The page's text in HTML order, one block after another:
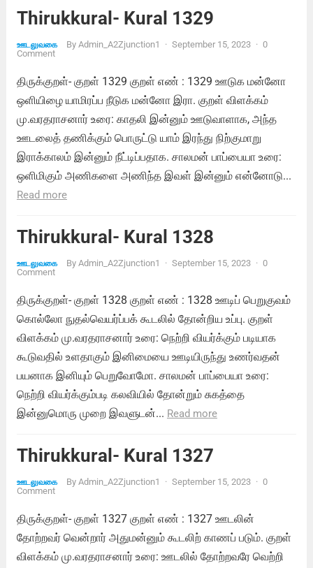
Thirukkural- Kural 1329
ஊடலுவகை By Admin_A2Zjunction1 · September 15, 2023 · 0
Comment
திருக்குறள்- குறள் 1329 குறள் எண் : 1329 ஊடுக மன்னோ
ஒளியிழை யாமிரப்ப நீடுக மன்னோ இரா. குறள் விளக்கம்
மு.வரதராசனார் உரை: காதலி இன்னும் ஊடுவாளாக, அந்த
ஊடலைத் தணிக்கும் பொருட்டு யாம் இரந்து நிற்குமாறு
இராக்காலம் இன்னும் நீட்டிப்பதாக. சாலமன் பாப்பையா உரை:
ஒளிமிகும் அணிகளை அணிந்த இவள் இன்னும் என்னோடு...
Read more
Thirukkural- Kural 1328
ஊடலுவகை By Admin_A2Zjunction1 · September 15, 2023 · 0
Comment
திருக்குறள்- குறள் 1328 குறள் எண் : 1328 ஊடிப் பெறுகுவம்
கொல்லோ நுதல்வெயர்ப்பக் கூடலில் தோன்றிய உப்பு. குறள்
விளக்கம் மு.வரதராசனார் உரை: நெற்றி வியர்க்கும் படியாக
கூடுவதில் உளதாகும் இனிமையை ஊடியிருந்து உணர்வதன்
பயனாக இனியும் பெறுவோமோ. சாலமன் பாப்பையா உரை:
நெற்றி வியர்க்கும்படி கலவியில் தோன்றும் சுகத்தை
இன்னுமொரு முறை இவளுடன்... Read more
Thirukkural- Kural 1327
ஊடலுவகை By Admin_A2Zjunction1 · September 15, 2023 · 0
Comment
திருக்குறள்- குறள் 1327 குறள் எண் : 1327 ஊடலின்
தோற்றவர் வென்றார் அதுமன்னும் கூடலிற் காணப் படும். குறள்
விளக்கம் மு.வரதராசனார் உரை: ஊடலில் தோற்றவரே வெற்றி